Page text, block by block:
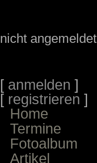
nicht angemeldet
[ anmelden ]
[ registrieren ]
Home
Termine
Fotoalbum
Artikel